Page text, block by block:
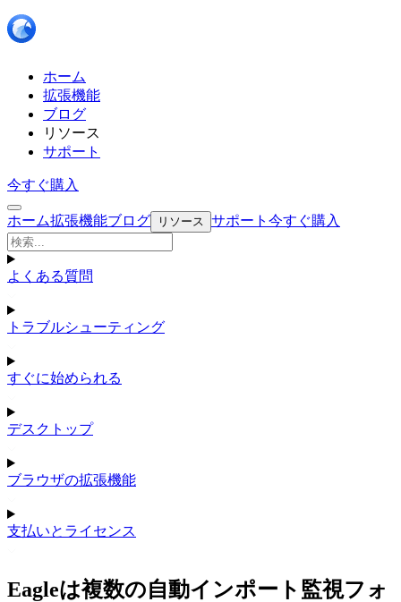
ホーム
拡張機能
ブログ
リソース
サポート
今すぐ購入
ホーム拡張機能ブログ リソース サポート 今すぐ購入
よくある質問
トラブルシューティング
すぐに始められる
デスクトップ
ブラウザの拡張機能
支払いとライセンス
Eagleは複数の自動インポート監視フォ